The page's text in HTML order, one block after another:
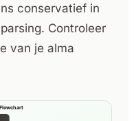
conservatief in
Controleer
van je alma